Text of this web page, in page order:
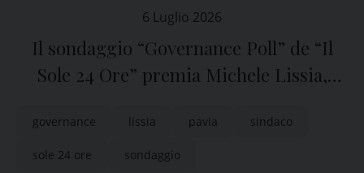
6 Luglio 2026
Il sondaggio “Governance Poll” de “Il
Sole 24 Ore” premia Michele Lissia,
governance lissia pavia sindaco
sole 24 ore sondaggio